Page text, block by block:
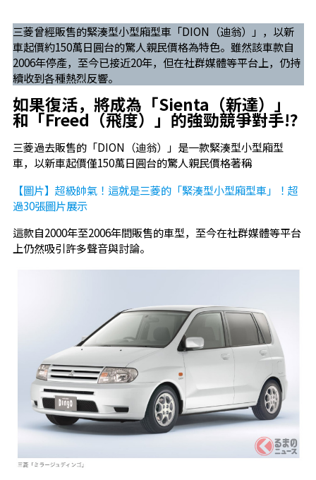
三菱曾經販售的緊湊型小型廂型車「DION（迪翁）」，以新
車起價約150萬日圓台的驚人親民價格為特色。雖然該車款自
2006年停產，至今已接近20年，但在社群媒體等平台上，仍持
續收到各種熱烈反響。
如果復活，將成為「Sienta（新達）」
和「Freed（飛度）」的強勁競爭對手!?
三菱過去販售的「DION（迪翁）」是一款緊湊型小型廂型
車，以新車起價僅150萬日圓台的驚人親民價格著稱
【圖片】超級帥氣！這就是三菱的「緊湊型小型廂型車」！超
過30張圖片展示
這款自2000年至2006年間販售的車型，至今在社群媒體等平台
上仍然吸引許多聲音與討論。